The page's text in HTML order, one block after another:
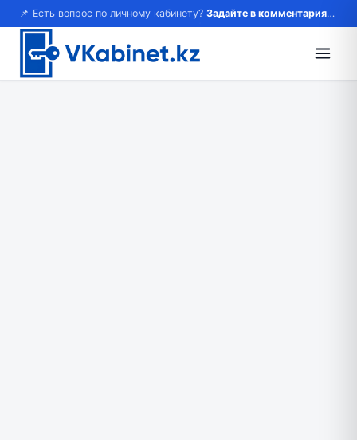
📌 Есть вопрос по личному кабинету? Задайте в комментариях — ответим!